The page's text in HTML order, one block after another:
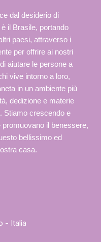
dal desiderio di
il Brasile, portando
paesi, attraverso i
per offrire ai nostri
aiutare le persone a
vive intorno a loro,
in un ambiente più
dedizione e materie
Stiamo crescendo e
il benessere,
bellissimo ed
casa.
- Italia